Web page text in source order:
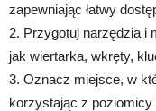
zapewniając łatwy
2. Przygotuj narzędzia i
jak wiertarka, wkręty,
3. Oznacz miejsce, w
korzystając z poziomicy